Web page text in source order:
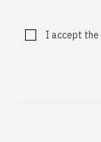
I accept the